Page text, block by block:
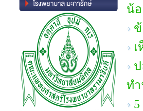
น้
ท